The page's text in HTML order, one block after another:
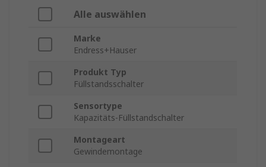
Alle auswählen
Marke
Endress+Hauser
Produkt Typ
Füllstandsschalter
Sensortype
Kapazitäts-Füllstandschalter
Montageart
Gewindemontage